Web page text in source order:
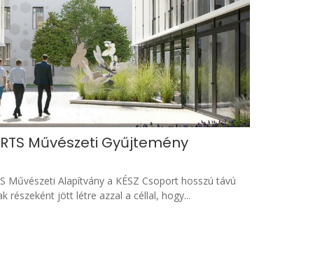
Művészeti Gyűjtemény
Művészeti Alapítvány a KÉSZ Csoport hosszú távú
részeként jött létre azzal a céllal, hogy...